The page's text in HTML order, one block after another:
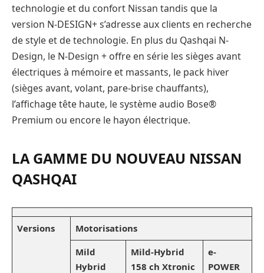
technologie et du confort Nissan tandis que la
version N-DESIGN+ s’adresse aux clients en recherche
de style et de technologie. En plus du Qashqai N-
Design, le N-Design + offre en série les sièges avant
électriques à mémoire et massants, le pack hiver
(sièges avant, volant, pare-brise chauffants),
l’affichage tête haute, le système audio Bose®
Premium ou encore le hayon électrique.
LA GAMME DU NOUVEAU NISSAN
QASHQAI
Versions
Motorisations
Mild
Hybrid
Mild-Hybrid
158 ch Xtronic
e-
POWER